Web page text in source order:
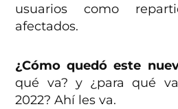
usuarios como
afectados.
¿Cómo quedó este
qué va? y ¿para qué
2022? Ahí les va.